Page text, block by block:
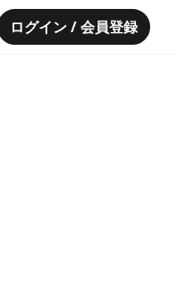
ログイン / 会員登録